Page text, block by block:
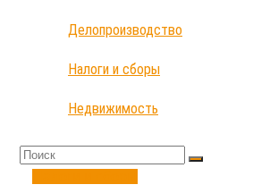
Делопроизводство
Налоги и сборы
Недвижимость